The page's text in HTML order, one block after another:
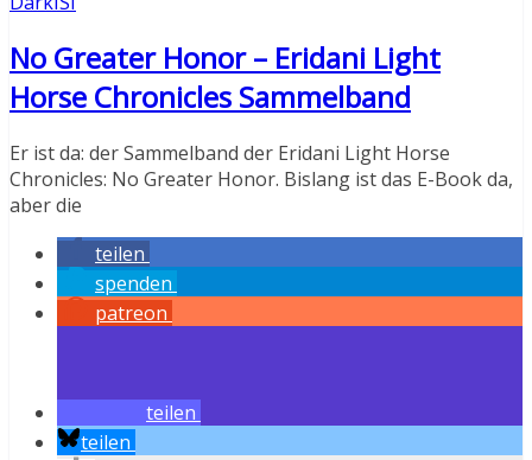
No Greater Honor – Eridani Light
Horse Chronicles Sammelband
Er ist da: der Sammelband der Eridani Light Horse
Chronicles: No Greater Honor. Bislang ist das E-Book da,
aber die
teilen
spenden
patreon
teilen
teilen